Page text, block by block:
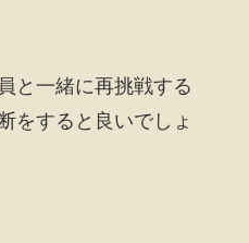
と一緒に再挑戦する
をすると良いでしょ